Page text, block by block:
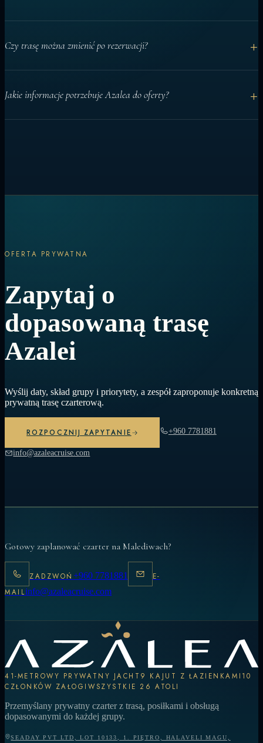
Czy trasę można zmienić po rezerwacji? +
codzienny program można dostosować do warunków i gości.
Jakie informacje potrzebuje Azalea do oferty? +
OFERTA PRYWATNA
Zapytaj o
dopasowaną trasę
Azalei
Wyślij daty, skład grupy i priorytety, a zespół zaproponuje konkretną
prywatną trasę czarterową.
ROZPOCZNIJ ZAPYTANIE +960 7781881
info@azaleacruise.com
Gotowy zaplanować czarter na Malediwach?
ZADZWOŃ +960 7781881
E-
MAILinfo@azaleacruise.com
41-METROWY PRYWATNY JACHT 9 KAJUT Z ŁAZIENKAMI 10
CZŁONKÓW ZAŁOGIWSZYSTKIE 26 ATOLI
Przemyślany prywatny czarter z trasą, posiłkami i obsługą
dopasowanymi do każdej grupy.
SEADAY PVT LTD, LOT 10133, 1. PIĘTRO, HALAVELI MAGU,